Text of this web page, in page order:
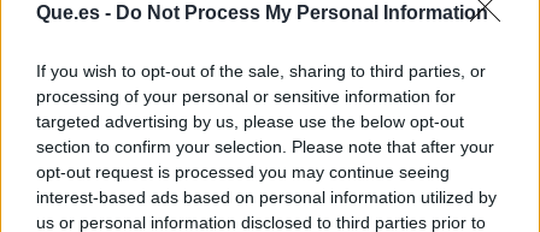
Que.es - Do Not Process My Personal Information
If you wish to opt-out of the sale, sharing to third parties, or
processing of your personal or sensitive information for
targeted advertising by us, please use the below opt-out
section to confirm your selection. Please note that after your
opt-out request is processed you may continue seeing
interest-based ads based on personal information utilized by
us or personal information disclosed to third parties prior to